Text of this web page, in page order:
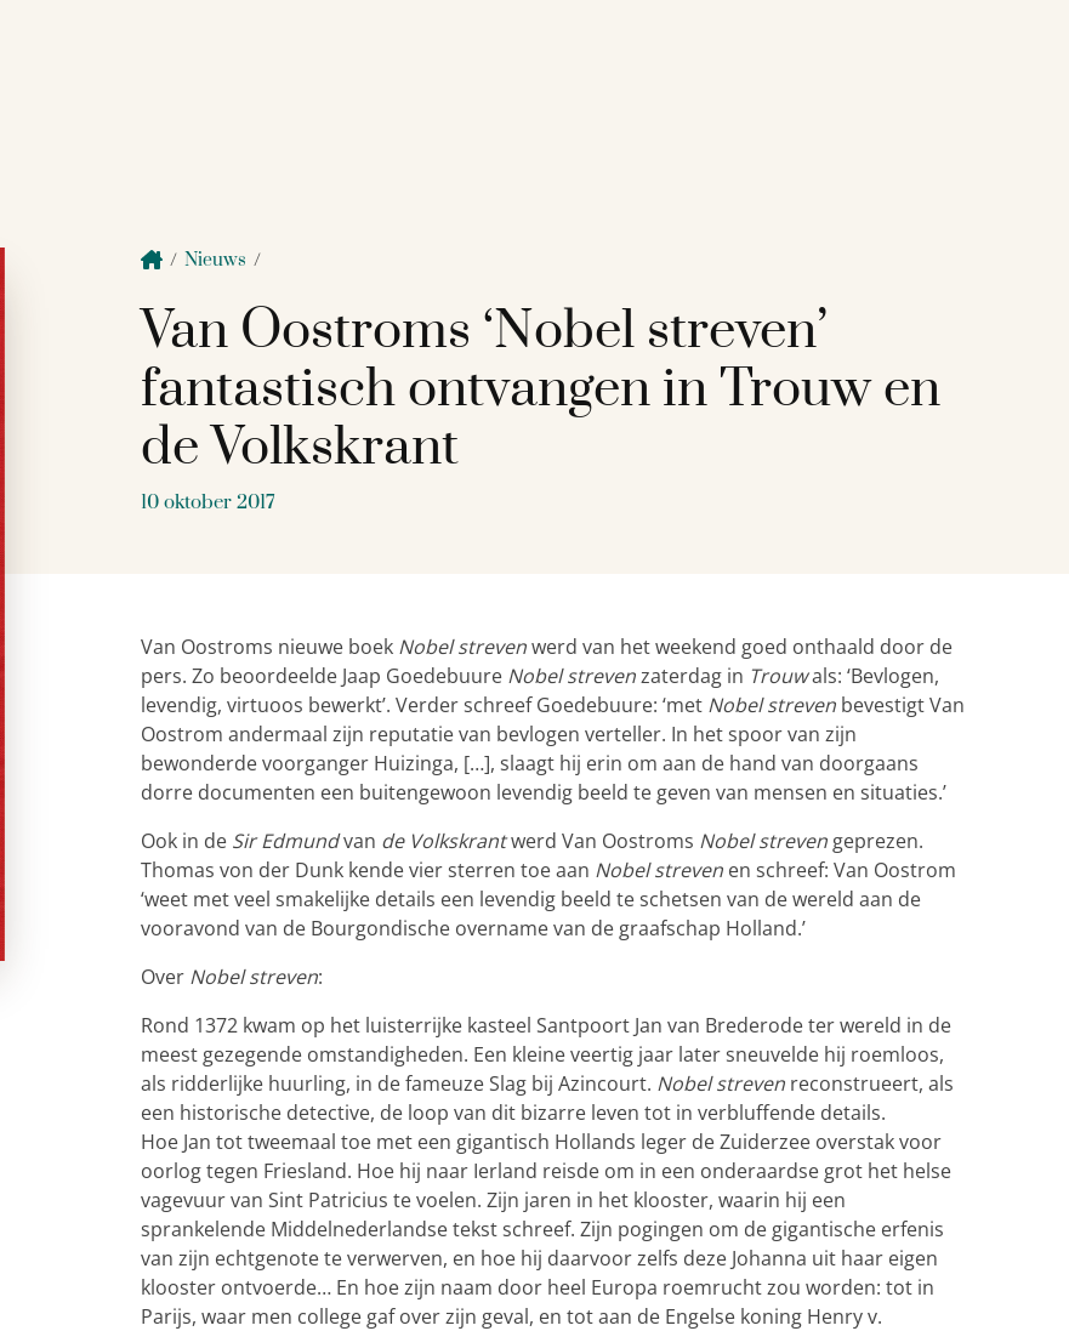
/ Nieuws /
Van Oostroms ‘Nobel streven’
fantastisch ontvangen in Trouw en
de Volkskrant
10 oktober 2017
Van Oostroms nieuwe boek Nobel strevenwerd van het weekend goed onthaald door de
pers. Zo beoordeelde Jaap Goedebuure Nobel strevenzaterdag in Trouwals: ‘Bevlogen,
levendig, virtuoos bewerkt’. Verder schreef Goedebuure: ‘met Nobel streven bevestigt Van
Oostrom andermaal zijn reputatie van bevlogen verteller. In het spoor van zijn
bewonderde voorganger Huizinga, […], slaagt hij erin om aan de hand van doorgaans
dorre documenten een buitengewoon levendig beeld te geven van mensen en situaties.’
Ook in de Sir Edmundvan de Volkskrantwerd Van Oostroms Nobel streven geprezen.
Thomas von der Dunk kende vier sterren toe aan Nobel streven en schreef: Van Oostrom
‘weet met veel smakelijke details een levendig beeld te schetsen van de wereld aan de
vooravond van de Bourgondische overname van de graafschap Holland.’
Over Nobel streven:
Rond 1372 kwam op het luisterrijke kasteel Santpoort Jan van Brederode ter wereld in de
meest gezegende omstandigheden. Een kleine veertig jaar later sneuvelde hij roemloos,
als ridderlijke huurling, in de fameuze Slag bij Azincourt. Nobel streven reconstrueert, als
een historische detective, de loop van dit bizarre leven tot in verbluffende details.
Hoe Jan tot tweemaal toe met een gigantisch Hollands leger de Zuiderzee overstak voor
oorlog tegen Friesland. Hoe hij naar Ierland reisde om in een onderaardse grot het helse
vagevuur van Sint Patricius te voelen. Zijn jaren in het klooster, waarin hij een
sprankelende Middelnederlandse tekst schreef. Zijn pogingen om de gigantische erfenis
van zijn echtgenote te verwerven, en hoe hij daarvoor zelfs deze Johanna uit haar eigen
klooster ontvoerde… En hoe zijn naam door heel Europa roemrucht zou worden: tot in
Parijs, waar men college gaf over zijn geval, en tot aan de Engelse koning Henry v.